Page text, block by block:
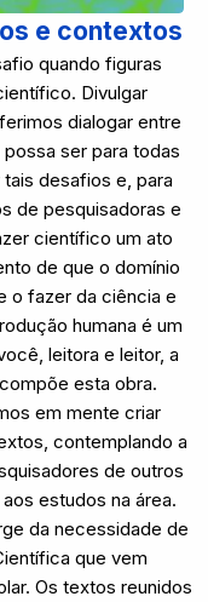
e contextos
quando figuras
Divulgar
dialogar entre
ser para todas
desafios e, para
de pesquisadoras e
científico um ato
de que o domínio
o fazer da ciência e
humana é um
leitora e leitor, a
esta obra.
em mente criar
contemplando a
de outros
estudos na área.
da necessidade de
que vem
Os textos reunidos